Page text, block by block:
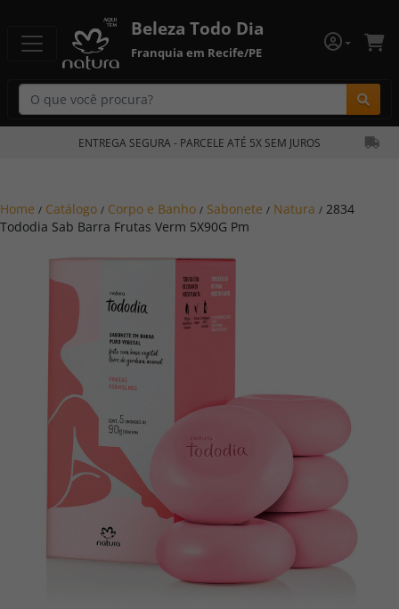
Beleza Todo Dia
Franquia em Recife/PE
ENTREGA SEGURA - PARCELE ATÉ 5X SEM JUROS
Home / Catálogo / Corpo e Banho / Sabonete / Natura / 2834
Tododia Sab Barra Frutas Verm 5X90G Pm